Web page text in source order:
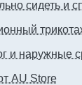
сидеть и
и наружные
AU Store